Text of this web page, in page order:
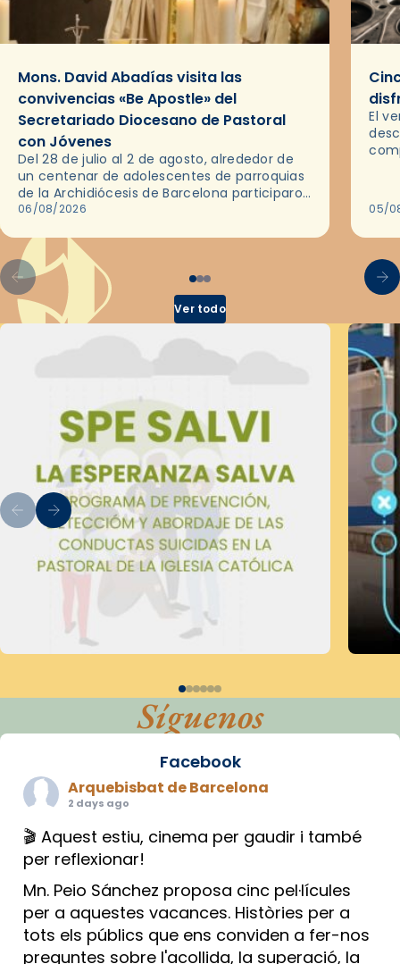
Mons. David Abadías visita las
convivencias «Be Apostle» del
Secretariado Diocesano de Pastoral
con Jóvenes
Del 28 de julio al 2 de agosto, alrededor de
un centenar de adolescentes de parroquias
de la Archidiócesis de Barcelona participaron
en las convivencias Be Apostle, organizadas
06/08/2026
El
05/
Ver todo
Síguenos
Facebook
Arquebisbat de Barcelona
2 days ago
🎬 Aquest estiu, cinema per gaudir i també
per reflexionar!
Mn. Peio Sánchez proposa cinc pel·lícules
per a aquestes vacances. Històries per a
tots els públics que ens conviden a fer-nos
preguntes sobre l'acollida, la superació, la